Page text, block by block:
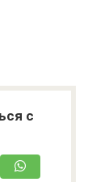
с